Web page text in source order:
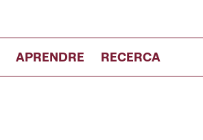
APRENDRE RECERCA